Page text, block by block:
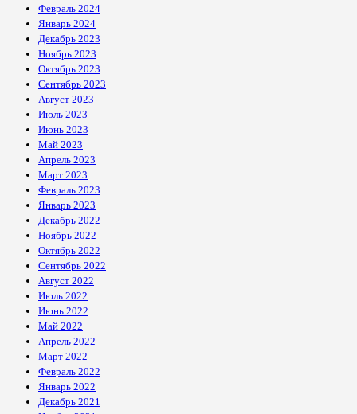
Февраль 2024
Январь 2024
Декабрь 2023
Ноябрь 2023
Октябрь 2023
Сентябрь 2023
Август 2023
Июль 2023
Июнь 2023
Май 2023
Апрель 2023
Март 2023
Февраль 2023
Январь 2023
Декабрь 2022
Ноябрь 2022
Октябрь 2022
Сентябрь 2022
Август 2022
Июль 2022
Июнь 2022
Май 2022
Апрель 2022
Март 2022
Февраль 2022
Январь 2022
Декабрь 2021